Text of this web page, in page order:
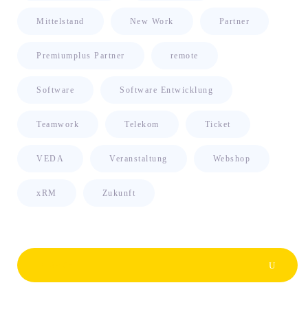
Mittelstand New Work Partner
Premiumplus Partner remote
Software Software Entwicklung
Teamwork Telekom Ticket
VEDA Veranstaltung Webshop
xRM Zukunft